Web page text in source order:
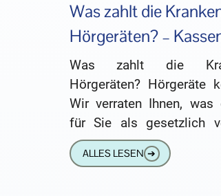
Was zahlt die
Hörgeräten? –
Was zahlt die
Hörgeräten? Hörgeräte
Wir verraten Ihnen, was
für Sie als gesetzlich
zuzahlt.
Hörgeschädigten von der
ALLES LESEN ➔